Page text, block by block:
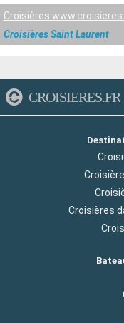
Croisières
Croisières Saint Laurent
CROISIERES.FR
Croisières